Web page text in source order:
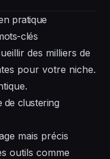
pratique
clés
des milliers de
pour votre niche.
de clustering
mais précis
outils comme